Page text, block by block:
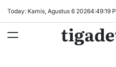
Today: Kamis, Agustus 6 20264:49:20